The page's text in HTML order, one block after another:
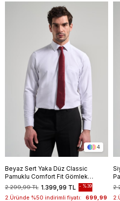
4
Beyaz Sert Yaka Düz Classic
Pamuklu Comfort Fit Gömlek
1004250213 1.399,99 TL
2.299,99 TL %39
2.Üründe %50 indirimli fiyatı:
699,99